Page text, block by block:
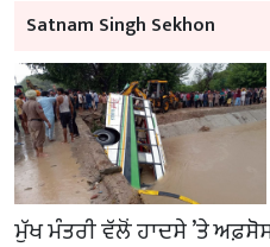
Satnam Singh Sekhon
ਮੁੱਖ ਮੰਤਰੀ ਵੱਲੋਂ ਹਾਦਸੇ ’ਤੇ